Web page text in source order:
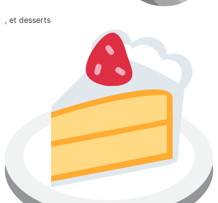
, et desserts